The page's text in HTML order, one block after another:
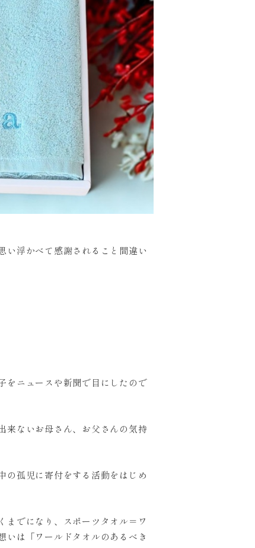
い浮かべて感謝されること間違い
をニュースや新聞で目にしたので
来ないお母さん、お父さんの気持
の孤児に寄付をする活動をはじめ
までになり、スポーツタオル＝ワ
いは「ワールドタオルのあるべき